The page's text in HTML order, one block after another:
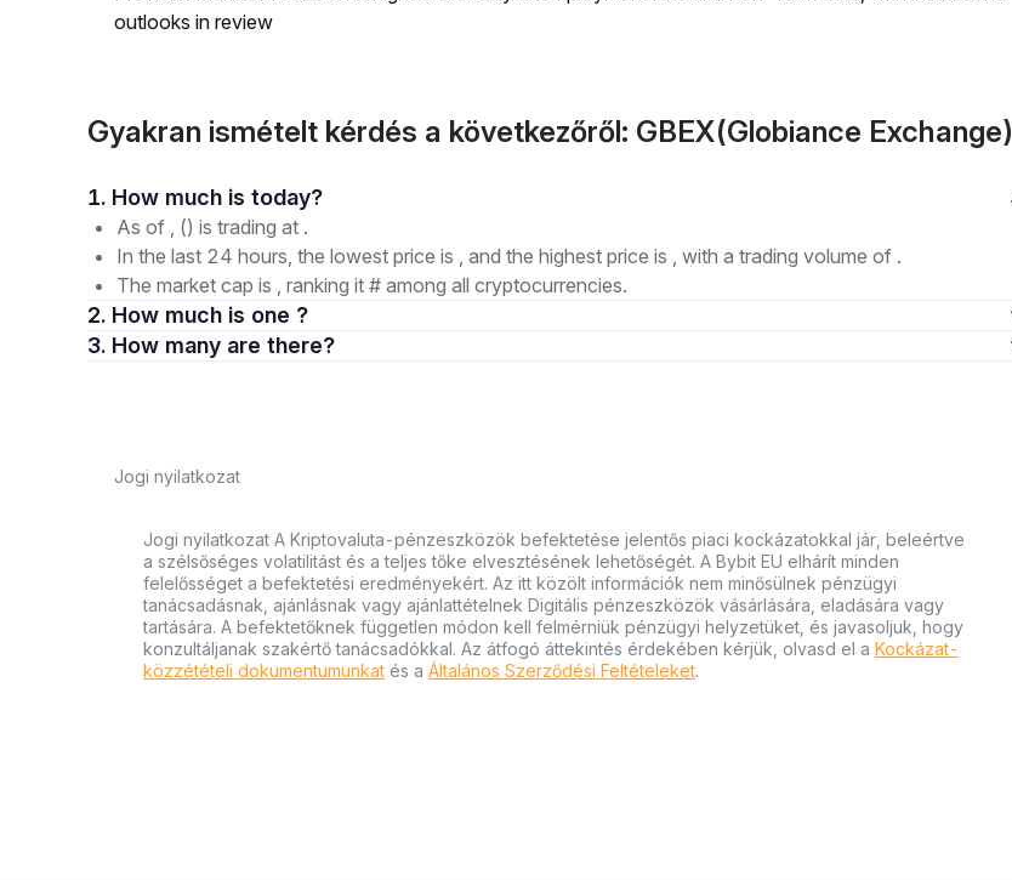
outlooks in review
Gyakran ismételt kérdés a következőről: GBEX(Globiance Exchange)
1. How much is today?
As of , () is trading at .
In the last 24 hours, the lowest price is , and the highest price is , with a trading volume of .
The market cap is , ranking it # among all cryptocurrencies.
2. How much is one ?
3. How many are there?
Jogi nyilatkozat
Jogi nyilatkozat A Kriptovaluta-pénzeszközök befektetése jelentős piaci kockázatokkal jár, beleértve
a szélsőséges volatilitást és a teljes tőke elvesztésének lehetőségét. A Bybit EU elhárít minden
felelősséget a befektetési eredményekért. Az itt közölt információk nem minősülnek pénzügyi
tanácsadásnak, ajánlásnak vagy ajánlattételnek Digitális pénzeszközök vásárlására, eladására vagy
tartására. A befektetőknek független módon kell felmérniük pénzügyi helyzetüket, és javasoljuk, hogy
konzultáljanak szakértő tanácsadókkal. Az átfogó áttekintés érdekében kérjük, olvasd el a Kockázat-
közzétételi dokumentumunkat és a Általános Szerződési Feltételeket.